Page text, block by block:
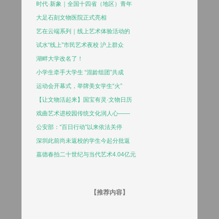
时代·新象｜全国十四省（地区）青年
大足石刻文物医院正式亮相
艺在云端系列｜线上艺术体验活动的
试水“线上”市民艺术夜校 沪上群众
湖畔大学改名了！
小学生牵手大学生 “混龄组团”共成
运动会开幕式，举牌美女学生“火”
【让文物活起来】国宝有灵·文物日历
戏曲艺术进校园传统文化润人心——
公安部：“百日行动”以来依法关停
深圳此前尚未返校的学生今起分批返
嘉德春拍二十世纪与当代艺术4.04亿元
【推荐内容】